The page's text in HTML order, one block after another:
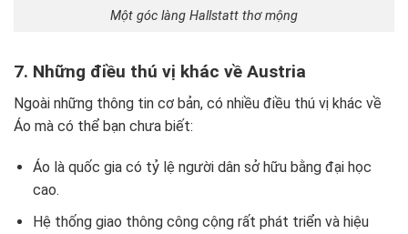
Một góc làng Hallstatt thơ mộng
7. Những điều thú vị khác về Austria
Ngoài những thông tin cơ bản, có nhiều điều thú vị khác về
Áo mà có thể bạn chưa biết:
Áo là quốc gia có tỷ lệ người dân sở hữu bằng đại học
cao.
Hệ thống giao thông công cộng rất phát triển và hiệu